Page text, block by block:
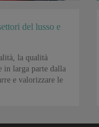
del lusso e
la qualità
in larga parte dalla
e valorizzare le